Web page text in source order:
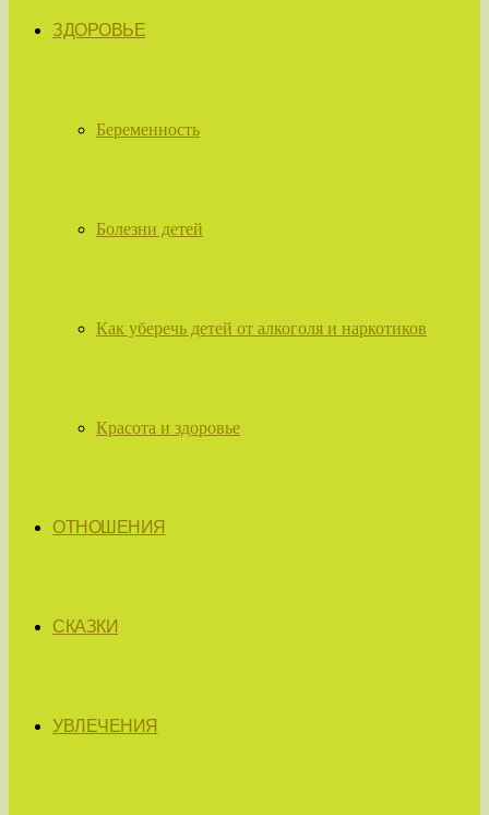
ЗДОРОВЬЕ
Беременность
Болезни детей
Как уберечь детей от алкоголя и наркотиков
Красота и здоровье
ОТНОШЕНИЯ
СКАЗКИ
УВЛЕЧЕНИЯ